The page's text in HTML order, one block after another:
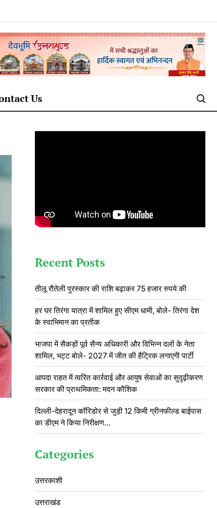
Us
Recent Posts
तीलू रौतेली पुरस्कार की राशि बढ़ाकर 75 हजार रुपये की
हर घर तिरंगा यात्रा में शामिल हुए सीएम धामी, बोले- तिरंगा देश
के स्वाभिमान का प्रतीक
भाजपा में सैकड़ों पूर्व सैन्य अधिकारी और विभिन्न दलों के नेता
शामिल, भट्ट बोले- 2027 में जीत की हैट्रिक लगाएगी पार्टी
आपदा राहत में त्वरित कार्रवाई और आयुष सेवाओं का सुदृढ़ीकरण
सरकार की प्राथमिकता: मदन कौशिक
दिल्ली-देहरादून कॉरिडोर से जुड़ी 12 किमी ग्रीनफील्ड बाईपास
का डीएम ने किया निरीक्षण…
Categories
उत्तरकाशी
उत्तराखंड